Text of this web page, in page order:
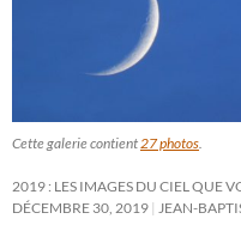
Cette galerie contient 27 photos
2019 : LES IMAGES DU CIEL QUE
DÉCEMBRE 30, 2019
JEAN-